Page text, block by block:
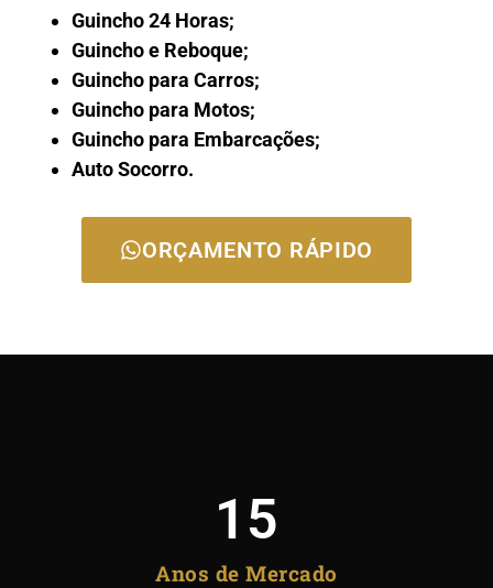
Guincho 24 Horas;
Guincho e Reboque;
Guincho para Carros;
Guincho para Motos;
Guincho para Embarcações;
Auto Socorro.
ORÇAMENTO RÁPIDO
Anos de Mercado
15